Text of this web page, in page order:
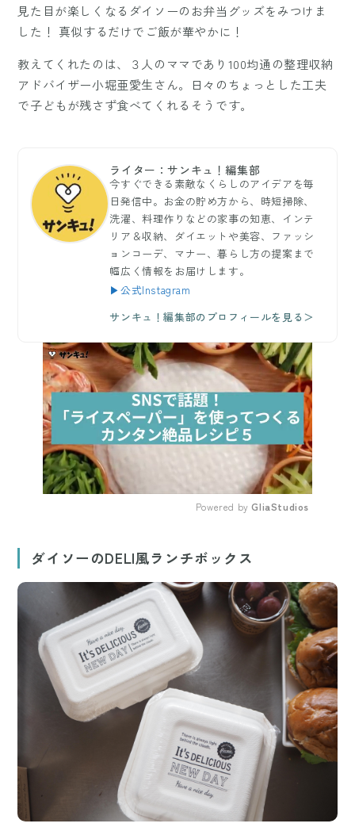
見た目が楽しくなるダイソーのお弁当グッズをみつけま
した！ 真似するだけでご飯が華やかに！
教えてくれたのは、３人のママであり100均通の整理収納
アドバイザー小堀亜愛生さん。日々のちょっとした工夫
で子どもが残さず食べてくれるそうです。
ライター：サンキュ！編集部
今すぐできる素敵なくらしのアイデアを毎
日発信中。お金の貯め方から、時短掃除、
洗濯、料理作りなどの家事の知恵、インテ
リア＆収納、ダイエットや美容、ファッシ
ョンコーデ、マナー、暮らし方の提案まで
幅広く情報をお届けします。
▶公式Instagram
サンキュ！編集部のプロフィールを見る＞
もっと読む
Powered by GliaStudios
ダイソーのDELI風ランチボックス